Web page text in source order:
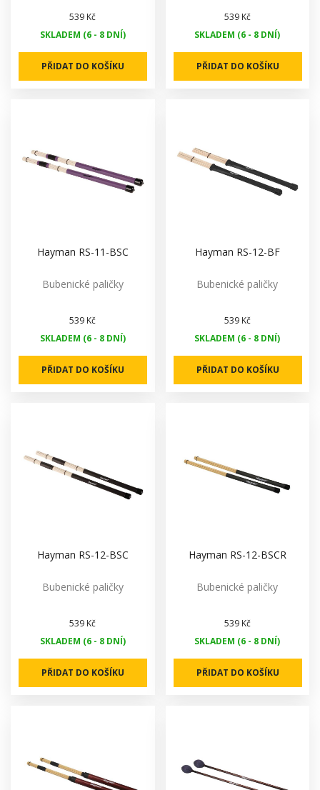
539 Kč
SKLADEM (6 - 8 DNÍ)
PŘIDAT DO KOŠÍKU
539 Kč
SKLADEM (6 - 8 DNÍ)
PŘIDAT DO KOŠÍKU
Hayman RS-11-BSC
Bubenické paličky
539 Kč
SKLADEM (6 - 8 DNÍ)
PŘIDAT DO KOŠÍKU
Hayman RS-12-BF
Bubenické paličky
539 Kč
SKLADEM (6 - 8 DNÍ)
PŘIDAT DO KOŠÍKU
Hayman RS-12-BSC
Bubenické paličky
539 Kč
SKLADEM (6 - 8 DNÍ)
PŘIDAT DO KOŠÍKU
Hayman RS-12-BSCR
Bubenické paličky
539 Kč
SKLADEM (6 - 8 DNÍ)
PŘIDAT DO KOŠÍKU